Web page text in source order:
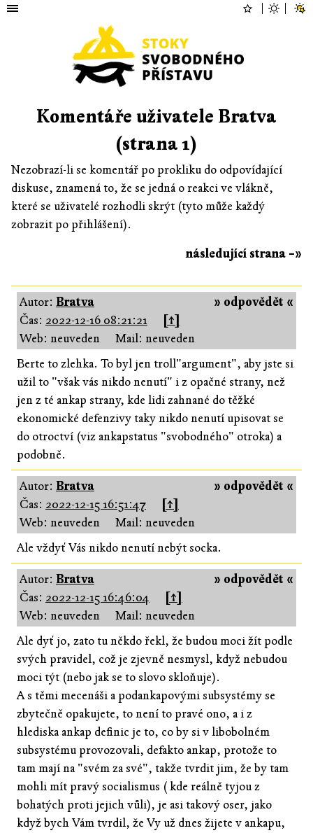
Komentáře uživatele Bratva
(strana 1)
Nezobrazí-li se komentář po prokliku do odpovídající
diskuse, znamená to, že se jedná o reakci ve vlákně,
které se uživatelé rozhodli skrýt (tyto může každý
zobrazit po přihlášení).
následující strana –»
» odpovědět «
Autor: Bratva
Čas: 2022-12-16 08:21:21
[↑]
Web: neuveden
Mail: neuveden
Berte to zlehka. To byl jen troll"argument", aby jste si
užil to "však vás nikdo nenutí" i z opačné strany, než
jen z té ankap strany, kde lidi zahnané do těžké
ekonomické defenzivy taky nikdo nenutí upisovat se
do otroctví (viz ankapstatus "svobodného" otroka) a
podobně.
» odpovědět «
Autor: Bratva
Čas: 2022-12-15 16:51:47
[↑]
Web: neuveden
Mail: neuveden
Ale vždyť Vás nikdo nenutí nebýt socka.
» odpovědět «
Autor: Bratva
Čas: 2022-12-15 16:46:04
[↑]
Web: neuveden
Mail: neuveden
Ale dyť jo, zato tu někdo řekl, že budou moci žít podle
svých pravidel, což je zjevně nesmysl, když nebudou
moci týt (nebo jak se to slovo skloňuje).
A s těmi mecenáši a podankapovými subsystémy se
zbytečně opakujete, to není to pravé ono, a i z
hlediska ankap definic je to, co by si v libobolném
subsystému provozovali, defakto ankap, protože to
tam mají na "svém za své", takže tvrdit jim, že by tam
mohli mít pravý socialismus ( kde reálně tyjou z
bohatých proti jejich vůli), je asi takový oser, jako
když bych Vám tvrdil, že Vy už dnes žijete v ankapu,